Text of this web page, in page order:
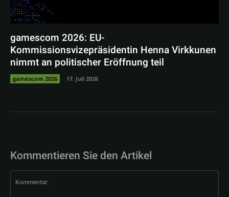
gamescom 2026: EU-
Kommissionsvizepräsidentin Henna Virkkunen
nimmt an politischer Eröffnung teil
gamescom 2026 17. Juli 2026
Kommentieren Sie den Artikel